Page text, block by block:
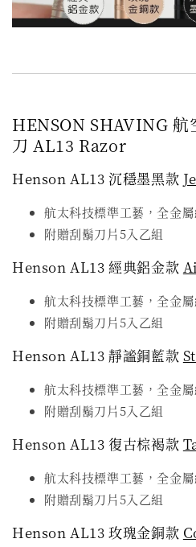
HENSON SHAVING 航
刀 AL13 Razor
Henson AL13 沉穩墨黑款
航太科技標準工藝，全金
附贈刮鬍刀片5入乙組
Henson AL13 經典鋁金款
航太科技標準工藝，全金
附贈刮鬍刀片5入乙組
Henson AL13 靜謐銅藍款
航太科技標準工藝，全金
附贈刮鬍刀片5入乙組
Henson AL13 復古棕褐款
航太科技標準工藝，全金
附贈刮鬍刀片5入乙組
Henson AL13 玫瑰金銅款